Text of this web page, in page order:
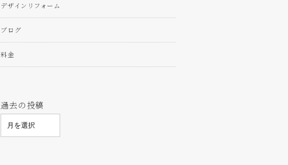
デザインリフォーム
ブログ
料金
過去の投稿